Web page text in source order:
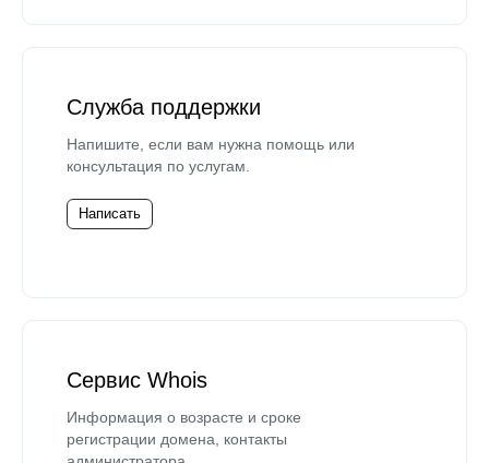
Служба поддержки
Напишите, если вам нужна помощь или
консультация по услугам.
Написать
Сервис Whois
Информация о возрасте и сроке
регистрации домена, контакты